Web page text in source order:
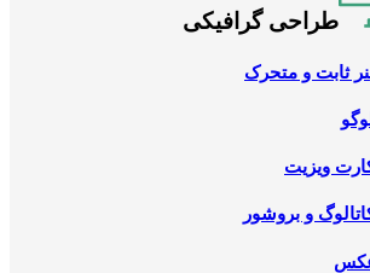
طراحی گرافیکی
ثابت و متحرک
ویزیت
و بروشور